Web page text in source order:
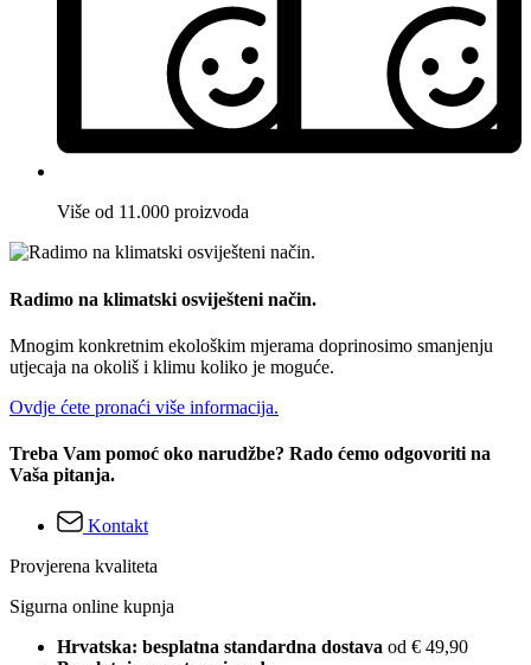
Više od 11.000 proizvoda
Radimo na klimatski osviješteni način.
Mnogim konkretnim ekološkim mjerama doprinosimo smanjenju
utjecaja na okoliš i klimu koliko je moguće.
Ovdje ćete pronaći više informacija.
Treba Vam pomoć oko narudžbe? Rado ćemo odgovoriti na
Vaša pitanja.
Kontakt
Provjerena kvaliteta
Sigurna online kupnja
Hrvatska: besplatna standardna dostava od € 49,90